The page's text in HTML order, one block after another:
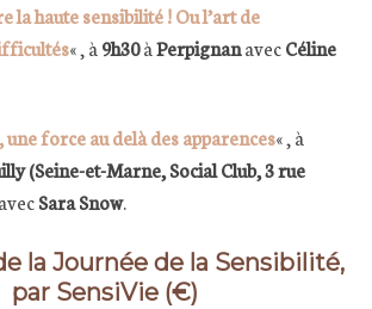
la haute sensibilité ! Ou l’art de
« , à 9h30àPerpignanavecCéline
force au delà des apparences« , à
(Seine-et-Marne, Social Club, 3 rue
Sara Snow.
la Journée de la Sensibilité,
par SensiVie (€)